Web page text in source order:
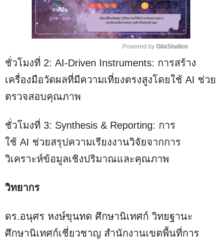
M
u
Powered by GliaStudios
ชั่วโมงที่ 2: AI-Driven Instruments: การสร้าง
เครื่องมือวัดผลที่มีความเที่ยงตรงสูงโดยใช้ AI ช่วย
ตรวจสอบคุณภาพ
ชั่วโมงที่ 3: Synthesis & Reporting: การ
ใช้ AI ช่วยสรุปความเรียงงานวิจัยจากการ
วิเคราะห์ข้อมูลเชิงปริมาณและคุณภาพ
วิทยากร
ดร.อนุศร หงษ์ขุนทด ศึกษานิเทศก์ วิทยฐานะ
ศึกษานิเทศก์เชี่ยวชาญ สํานักงานเขตพื้นที่การ